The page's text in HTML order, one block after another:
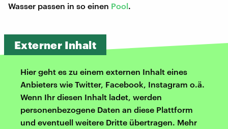
Wasser passen in so einen Pool.
Externer Inhalt
Hier geht es zu einem externen Inhalt eines
Anbieters wie Twitter, Facebook, Instagram o.ä.
Wenn Ihr diesen Inhalt ladet, werden
personenbezogene Daten an diese Plattform
und eventuell weitere Dritte übertragen. Mehr